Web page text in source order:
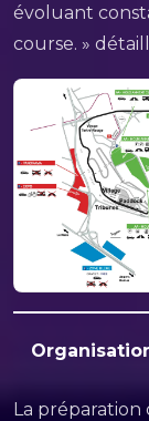
évoluant
course. »
La préparation